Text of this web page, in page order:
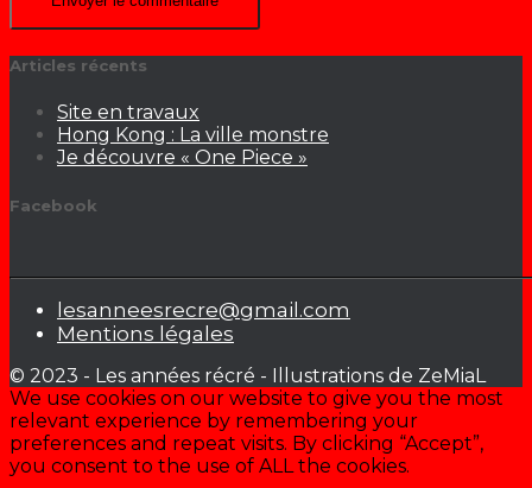
Articles récents
Site en travaux
Hong Kong : La ville monstre
Je découvre « One Piece »
Facebook
lesanneesrecre@gmail.com
Mentions légales
© 2023 - Les années récré - Illustrations de ZeMiaL
We use cookies on our website to give you the most
relevant experience by remembering your
preferences and repeat visits. By clicking “Accept”,
you consent to the use of ALL the cookies.